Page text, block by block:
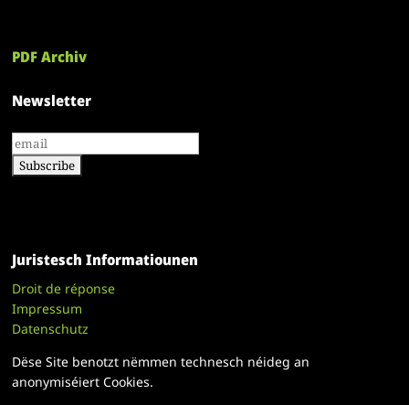
PDF Archiv
Newsletter
Juristesch Informatiounen
Droit de réponse
Impressum
Datenschutz
Dëse Site benotzt nëmmen technesch néideg an
anonymiséiert Cookies.